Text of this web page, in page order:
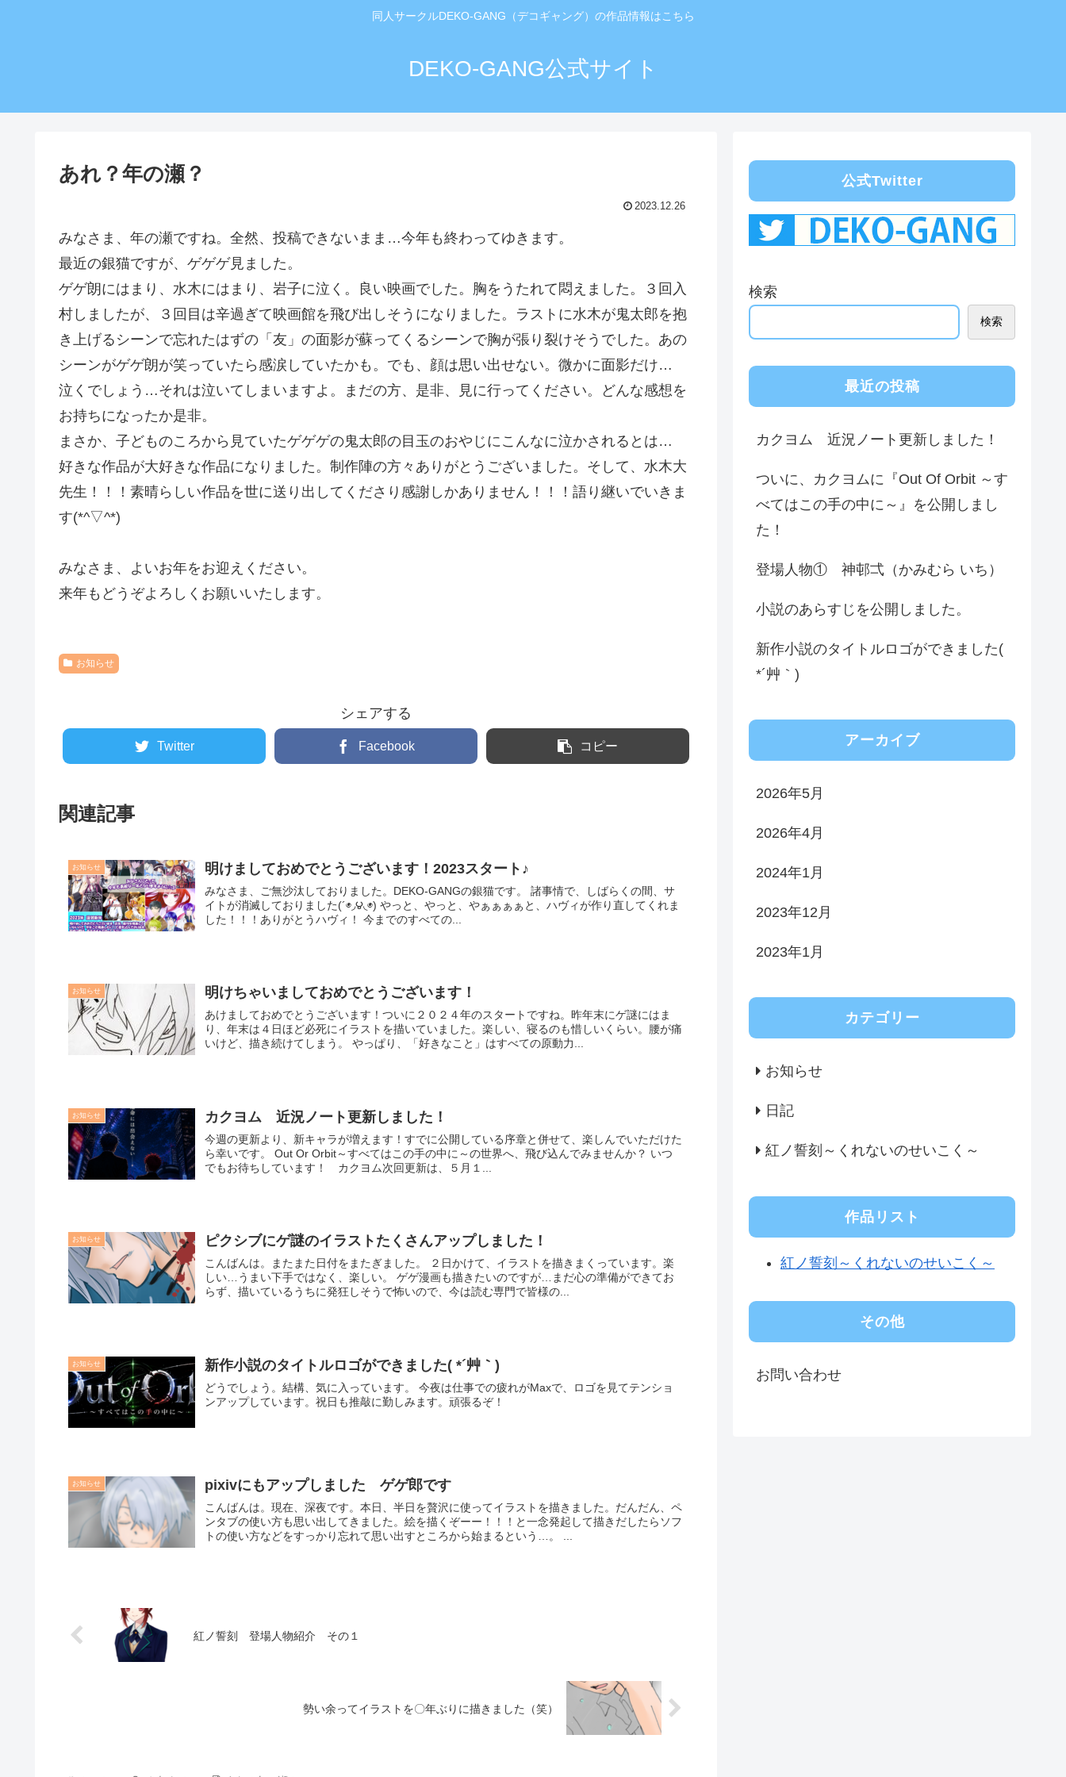
同人サークルDEKO-GANG（デコギャング）の作品情報はこちら
DEKO-GANG公式サイト
あれ？年の瀬？
2023.12.26
みなさま、年の瀬ですね。全然、投稿できないまま…今年も終わってゆきます。
最近の銀猫ですが、ゲゲゲ見ました。
ゲゲ朗にはまり、水木にはまり、岩子に泣く。良い映画でした。胸をうたれて悶えました。３回入
村しましたが、３回目は辛過ぎて映画館を飛び出しそうになりました。ラストに水木が鬼太郎を抱
き上げるシーンで忘れたはずの「友」の面影が蘇ってくるシーンで胸が張り裂けそうでした。あの
シーンがゲゲ朗が笑っていたら感涙していたかも。でも、顔は思い出せない。微かに面影だけ…
泣くでしょう…それは泣いてしまいますよ。まだの方、是非、見に行ってください。どんな感想を
お持ちになったか是非。
まさか、子どものころから見ていたゲゲゲの鬼太郎の目玉のおやじにこんなに泣かされるとは…
好きな作品が大好きな作品になりました。制作陣の方々ありがとうございました。そして、水木大
先生！！！素晴らしい作品を世に送り出してくださり感謝しかありません！！！語り継いでいきま
す(*^▽^*)
みなさま、よいお年をお迎えください。
来年もどうぞよろしくお願いいたします。
お知らせ
シェアする
Twitter Facebook コピー
関連記事
お知らせ 明けましておめでとうございます！2023スタート♪
みなさま、ご無沙汰しておりました。DEKO-GANGの銀猫です。 諸事情で、しばらくの間、サ
イトが消滅しておりました(´◉◞౪◟◉) やっと、やっと、やぁぁぁぁと、ハヴィが作り直してくれま
した！！！ありがとうハヴィ！ 今までのすべての...
お知らせ 明けちゃいましておめでとうございます！
あけましておめでとうございます！ついに２０２４年のスタートですね。昨年末にゲ謎にはま
り、年末は４日ほど必死にイラストを描いていました。楽しい、寝るのも惜しいくらい。腰が痛
いけど、描き続けてしまう。 やっぱり、「好きなこと」はすべての原動力...
お知らせ カクヨム 近況ノート更新しました！
今週の更新より、新キャラが増えます！すでに公開している序章と併せて、楽しんでいただけた
ら幸いです。 Out Or Orbit～すべてはこの手の中に～の世界へ、飛び込んでみませんか？ いつ
でもお待ちしています！ カクヨム次回更新は、５月１...
お知らせ ピクシブにゲ謎のイラストたくさんアップしました！
こんばんは。またまた日付をまたぎました。 ２日かけて、イラストを描きまくっています。楽
しい…うまい下手ではなく、楽しい。 ゲゲ漫画も描きたいのですが…まだ心の準備ができてお
らず、描いているうちに発狂しそうで怖いので、今は読む専門で皆様の...
お知らせ 新作小説のタイトルロゴができました( *´艸｀)
どうでしょう。結構、気に入っています。 今夜は仕事での疲れがMaxで、ロゴを見てテンショ
ンアップしています。祝日も推敲に勤しみます。頑張るぞ！
お知らせ pixivにもアップしました ゲゲ郎です
こんばんは。現在、深夜です。本日、半日を贅沢に使ってイラストを描きました。だんだん、ペ
ンタブの使い方も思い出してきました。絵を描くぞーー！！！と一念発起して描きだしたらソフ
トの使い方などをすっかり忘れて思い出すところから始まるという…。 ...
紅ノ誓刻 登場人物紹介 その１
勢い余ってイラストを〇年ぶりに描きました（笑）
公式Twitter
検索
検索
最近の投稿
カクヨム 近況ノート更新しました！
ついに、カクヨムに『Out Of Orbit ～す
べてはこの手の中に～』を公開しまし
た！
登場人物① 神邨弌（かみむら いち）
小説のあらすじを公開しました。
新作小説のタイトルロゴができました(
*´艸｀)
アーカイブ
2026年5月
2026年4月
2024年1月
2023年12月
2023年1月
カテゴリー
お知らせ
日記
紅ノ誓刻～くれないのせいこく～
作品リスト
紅ノ誓刻～くれないのせいこく～
その他
お問い合わせ